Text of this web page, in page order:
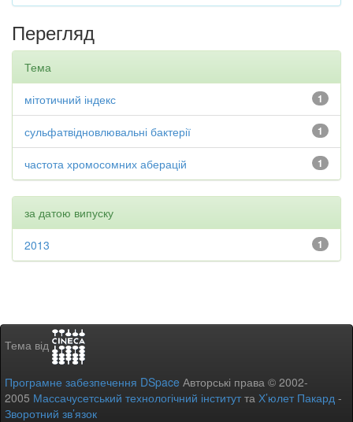
Перегляд
Тема
1
мітотичний індекс
1
сульфатвідновлювальні бактерії
1
частота хромосомних аберацій
за датою випуску
1
2013
Тема від
Програмне забезпечення DSpace Авторські права © 2002-
2005 Массачусетський технологічний інститутта Х’юлет Пакард -
Зворотний зв’язок